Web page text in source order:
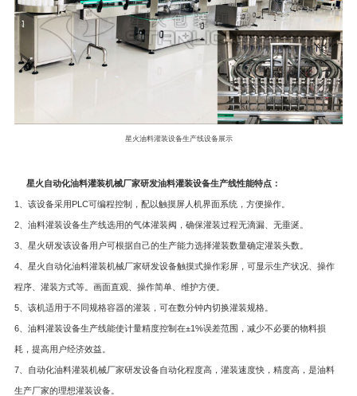
星火油料灌装设备生产线设备展示
星火自动化油料灌装机械厂家研发油料灌装设备生产线性能特点：
1、该设备采用PLC可编程控制，配以触摸屏人机界面系统，方便操作。
2、油料灌装设备生产线选用的气体灌装阀，确保灌装过程无滴漏、无垂涎。
3、星火研发该设备用户可根据自己的生产能力选择灌装数量确定灌装头数。
4、星火自动化油料灌装机械厂家研发设备触摸式操作彩屏，可显示生产状况、操作
程序、灌装方式等。画面直观、操作简单、维护方便。
5、该机适用于不同规格容器的灌装，可在数分钟内切换灌装规格。
6、油料灌装设备生产线能使计量精度控制在±1%误差范围，减少不必要的物料损
耗，提高用户经济效益。
7、自动化油料灌装机械厂家研发设备自动化程度高，灌装速度快，精度高，是油料
生产厂家的理想灌装设备。